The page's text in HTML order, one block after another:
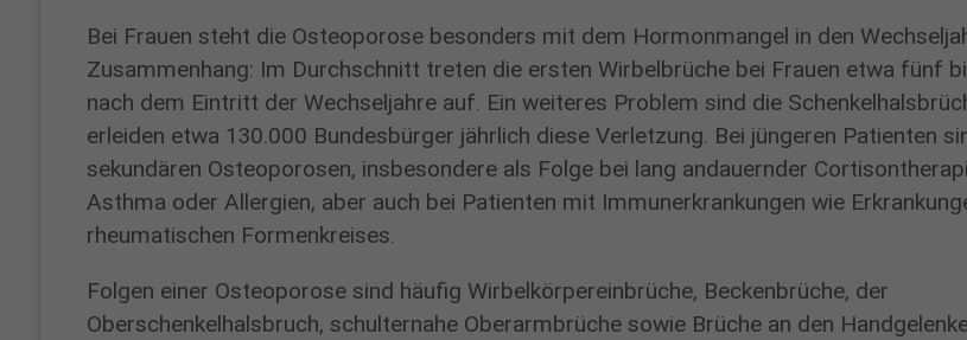
Laufzeit 24 Stunden nach Inaktivität des Besuchers
gabriele.krajewski@proselis.de
Ambulanz-
Sprechzeiten
Bei Frauen steht die Osteoporose besonders mit dem Hormonmangel in den
Zusammenhang: Im Durchschnitt treten die ersten Wirbelbrüche bei Frauen etwa fünf
nach dem Eintritt der Wechseljahre auf. Ein weiteres Problem sind die
erleiden etwa 130.000 Bundesbürger jährlich diese Verletzung. Bei jüngeren Patienten
sekundären Osteoporosen, insbesondere als Folge bei lang andauernder
Asthma oder Allergien, aber auch bei Patienten mit Immunerkrankungen wie
rheumatischen Formenkreises.
Folgen einer Osteoporose sind häufig Wirbelkörpereinbrüche, Beckenbrüche, der
Oberschenkelhalsbruch, schulternahe Oberarmbrüche sowie Brüche an den